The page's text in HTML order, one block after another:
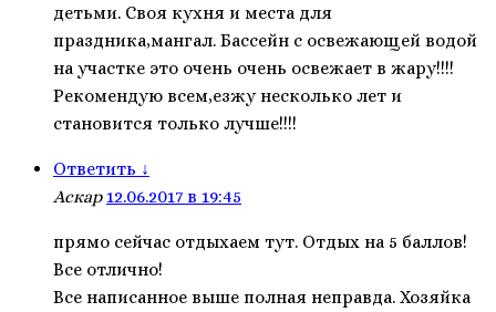
детьми. Своя кухня и места для
праздника,мангал. Бассейн с освежающей водой
на участке это очень очень освежает в жару!!!!
Рекомендую всем,езжу несколько лет и
становится только лучше!!!!
Ответить ↓
Аскар12.06.2017 в 19:45
прямо сейчас отдыхаем тут. Отдых на 5 баллов!
Все отлично!
Все написанное выше полная неправда. Хозяйка